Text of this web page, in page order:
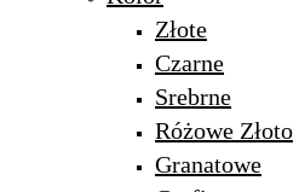
Złote
Czarne
Srebrne
Różowe Złoto
Granatowe